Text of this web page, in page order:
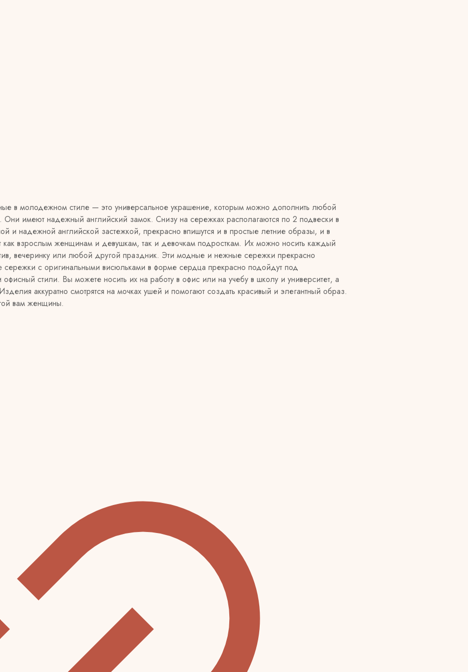
в молодежном стиле — это универсальное украшение, которым можно дополнить любой
имеют надежный английский замок. Снизу на сережках располагаются по 2 подвески в
и надежной английской застежкой, прекрасно впишутся и в простые летние образы, и в
взрослым женщинам и девушкам, так и девочкам подросткам. Их можно носить каждый
вечеринку или любой другой праздник. Эти модные и нежные сережки прекрасно
сережки с оригинальными висюльками в форме сердца прекрасно подойдут под
стили. Вы можете носить их на работу в офис или на учебу в школу и университет, а
аккуратно смотрятся на мочках ушей и помогают создать красивый и элегантный образ.
вам женщины.